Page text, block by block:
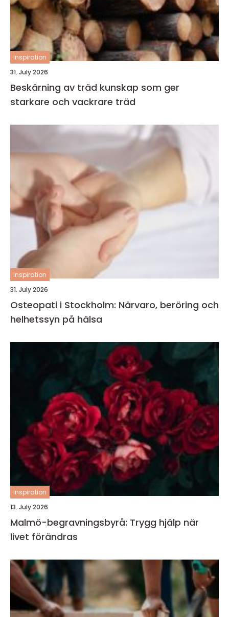
inspiration
31. July 2026
Beskärning av träd kunskap som ger
starkare och vackrare träd
inspiration
31. July 2026
Osteopati i Stockholm: Närvaro, beröring och
helhetssyn på hälsa
inspiration
13. July 2026
Malmö-begravningsbyrå: Trygg hjälp när
livet förändras